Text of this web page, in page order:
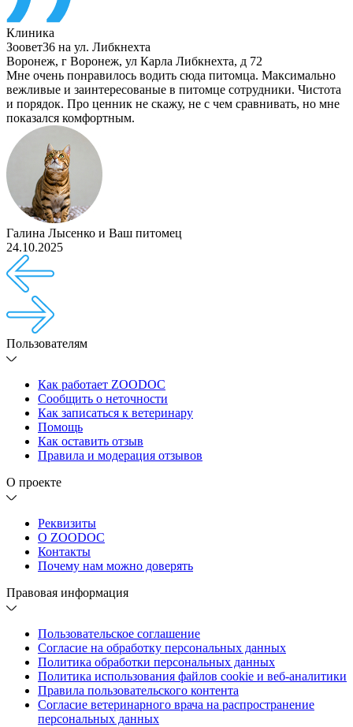
Клиника
Зоовет36 на ул. Либкнехта
Воронеж, г Воронеж, ул Карла Либкнехта, д 72
Мне очень понравилось водить сюда питомца. Максимально
вежливые и заинтересованые в питомце сотрудники. Чистота
и порядок. Про ценник не скажу, не с чем сравнивать, но мне
показался комфортным.
Галина Лысенко и Ваш питомец
24.10.2025
Пользователям
Как работает ZOODOC
Сообщить о неточности
Как записаться к ветеринару
Помощь
Как оставить отзыв
Правила и модерация отзывов
О проекте
Реквизиты
О ZOODOC
Контакты
Почему нам можно доверять
Правовая информация
Пользовательское соглашение
Согласие на обработку персональных данных
Политика обработки персональных данных
Политика использования файлов cookie и веб-аналитики
Правила пользовательского контента
Согласие ветеринарного врача на распространение
персональных данных